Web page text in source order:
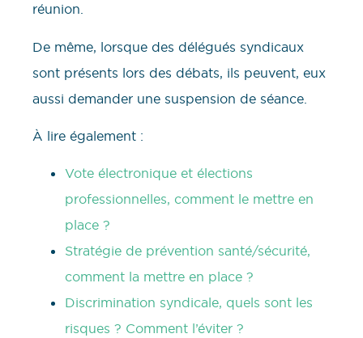
réunion.
De même, lorsque des délégués syndicaux
sont présents lors des débats, ils peuvent, eux
aussi demander une suspension de séance.
À lire également :
Vote électronique et élections
professionnelles, comment le mettre en
place ?
Stratégie de prévention santé/sécurité,
comment la mettre en place ?
Discrimination syndicale, quels sont les
risques ? Comment l’éviter ?